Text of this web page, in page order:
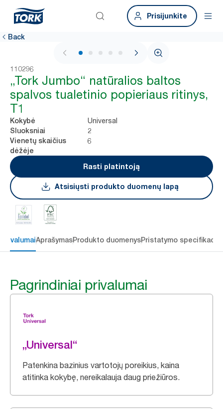
Prisijunkite
Back
1 / 5
110296
„Tork Jumbo“ natūralios baltos
spalvos tualetinio popieriaus ritinys,
T1
Kokybė Universal
Sluoksniai 2
Vienetų skaičius
dėžėje
6
Rasti platintoją
Atsisiųsti produkto duomenų lapą
AprašymasProdukto duomenysPristatymo
Pagrindiniai privalumai
„Universal“
Patenkina bazinius vartotojų poreikius, kaina
atitinka kokybę, nereikalauja daug priežiūros.